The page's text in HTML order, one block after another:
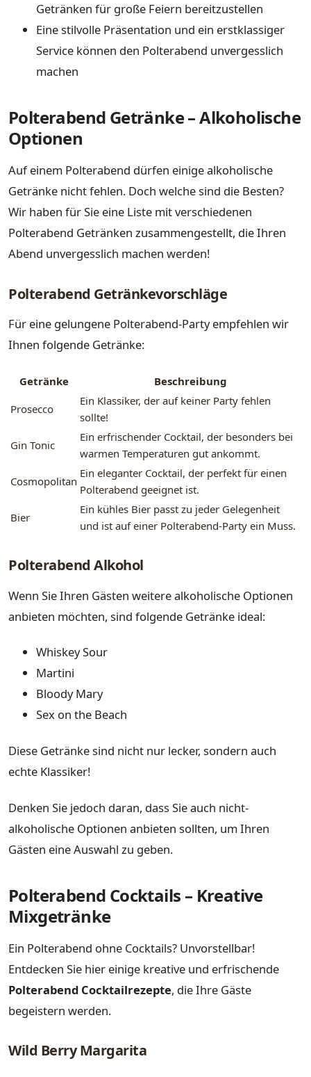
Getränken für große Feiern bereitzustellen
Eine stilvolle Präsentation und ein erstklassiger
Service können den Polterabend unvergesslich
machen
Polterabend Getränke – Alkoholische
Optionen
Auf einem Polterabend dürfen einige alkoholische
Getränke nicht fehlen. Doch welche sind die Besten?
Wir haben für Sie eine Liste mit verschiedenen
Polterabend Getränken zusammengestellt, die Ihren
Abend unvergesslich machen werden!
Polterabend Getränkevorschläge
Für eine gelungene Polterabend-Party empfehlen wir
Ihnen folgende Getränke:
Getränke
Beschreibung
Prosecco
Ein Klassiker, der auf keiner Party fehlen
sollte!
Gin Tonic
Ein erfrischender Cocktail, der besonders bei
warmen Temperaturen gut ankommt.
Cosmopolitan
Ein eleganter Cocktail, der perfekt für einen
Polterabend geeignet ist.
Bier
Ein kühles Bier passt zu jeder Gelegenheit
und ist auf einer Polterabend-Party ein Muss.
Polterabend Alkohol
Wenn Sie Ihren Gästen weitere alkoholische Optionen
anbieten möchten, sind folgende Getränke ideal:
Whiskey Sour
Martini
Bloody Mary
Sex on the Beach
Diese Getränke sind nicht nur lecker, sondern auch
echte Klassiker!
Denken Sie jedoch daran, dass Sie auch nicht-
alkoholische Optionen anbieten sollten, um Ihren
Gästen eine Auswahl zu geben.
Polterabend Cocktails – Kreative
Mixgetränke
Ein Polterabend ohne Cocktails? Unvorstellbar!
Entdecken Sie hier einige kreative und erfrischende
Polterabend Cocktailrezepte, die Ihre Gäste
begeistern werden.
Wild Berry Margarita